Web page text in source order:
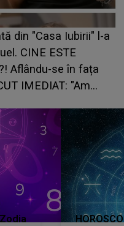
din "Casa Iubirii" l-a
CINE ESTE
Aflându-se în fața
IMEDIAT: "Am